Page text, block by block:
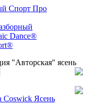
Спорт Про
Dance®
"Авторская" ясень